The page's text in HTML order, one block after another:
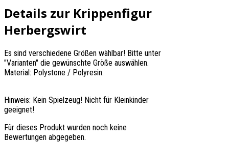
Details zur Krippenfigur
Herbergswirt
Es sind verschiedene Größen wählbar! Bitte unter
"Varianten" die gewünschte Größe auswählen.
Material: Polystone / Polyresin.
Hinweis: Kein Spielzeug! Nicht für Kleinkinder
geeignet!
Für dieses Produkt wurden noch keine
Bewertungen abgegeben.